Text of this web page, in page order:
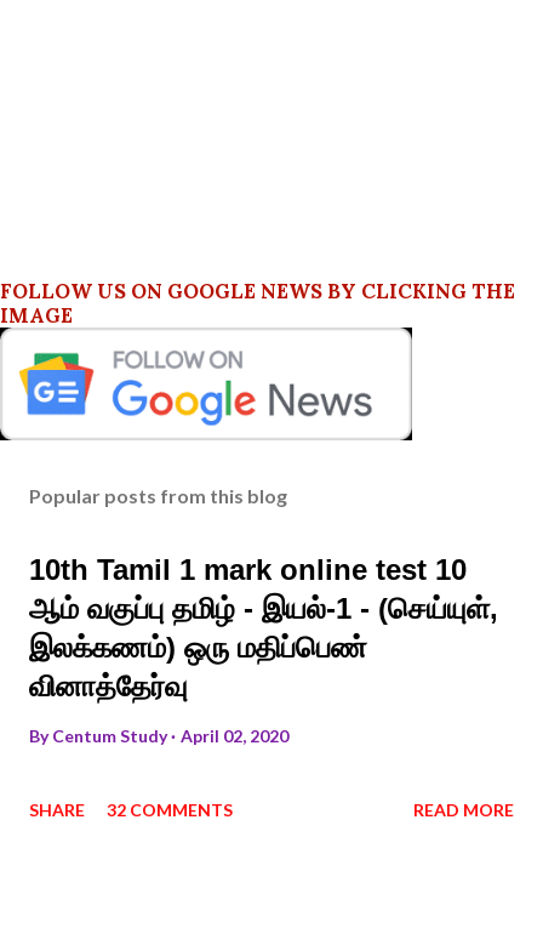
FOLLOW US ON GOOGLE NEWS BY CLICKING THE
IMAGE
Popular posts from this blog
10th Tamil 1 mark online test 10
ஆம் வகுப்பு தமிழ் - இயல்-1 - (செய்யுள்,
இலக்கணம்) ஒரு மதிப்பெண்
வினாத்தேர்வு
ByCentum Study April 02, 2020
SHARE 32 COMMENTS READ MORE